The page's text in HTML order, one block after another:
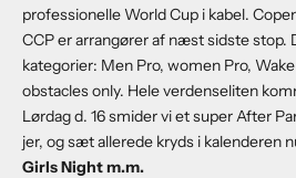
professionelle World Cup i kabel.
CCP er arrangører af næst sidste stop.
kategorier: Men Pro, women Pro,
obstacles only. Hele verdenseliten
Lørdag d. 16 smider vi et super After
jer, og sæt allerede kryds i kalenderen
Girls Night m.m.